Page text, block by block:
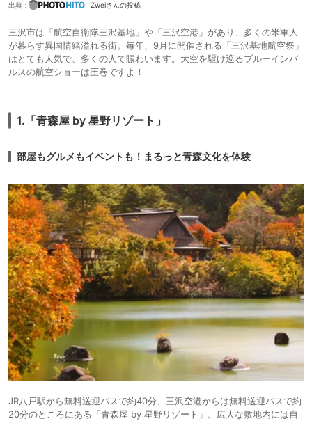
出典： Zweiさんの投稿
三沢市は「航空自衛隊三沢基地」や「三沢空港」があり、多くの米軍人
が暮らす異国情緒溢れる街。毎年、9月に開催される「三沢基地航空祭」
はとても人気で、多くの人で賑わいます。大空を駆け巡るブルーインパ
ルスの航空ショーは圧巻ですよ！
1.「青森屋 by 星野リゾート」
部屋もグルメもイベントも！まるっと青森文化を体験
JR八戸駅から無料送迎バスで約40分、三沢空港からは無料送迎バスで約
20分のところにある「青森屋 by 星野リゾート」。広大な敷地内には自